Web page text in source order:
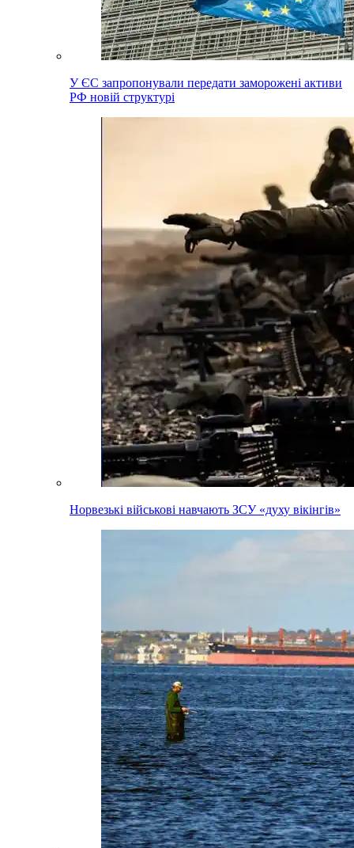
У ЄС запропонували передати заморожені активи
РФ новій структурі
Норвезькі військові навчають ЗСУ «духу вікінгів»